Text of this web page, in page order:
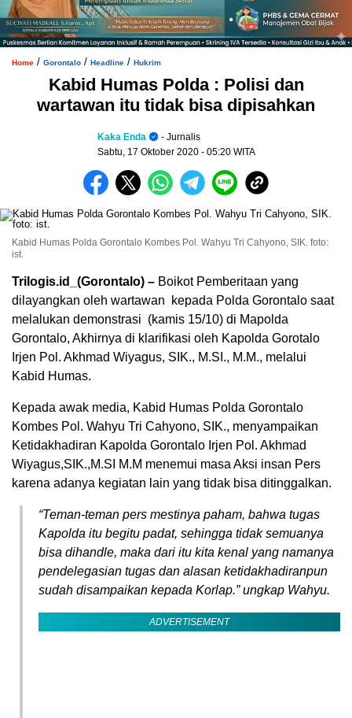
Home / Gorontalo / Headline / Hukrim
Kabid Humas Polda : Polisi dan
wartawan itu tidak bisa dipisahkan
Kaka Enda
- Jurnalis
Sabtu, 17 Oktober 2020 - 05:20 WITA
Kabid Humas Polda Gorontalo Kombes Pol. Wahyu Tri Cahyono, SIK. foto:
ist.
Trilogis.id_(Gorontalo) – Boikot Pemberitaan yang
dilayangkan oleh wartawan kepada Polda Gorontalo saat
melalukan demonstrasi (kamis 15/10) di Mapolda
Gorontalo, Akhirnya di klarifikasi oleh Kapolda Gorotalo
Irjen Pol. Akhmad Wiyagus, SIK., M.SI., M.M., melalui
Kabid Humas.
Kepada awak media, Kabid Humas Polda Gorontalo
Kombes Pol. Wahyu Tri Cahyono, SIK., menyampaikan
Ketidakhadiran Kapolda Gorontalo Irjen Pol. Akhmad
Wiyagus,SIK.,M.SI M.M menemui masa Aksi insan Pers
karena adanya kegiatan lain yang tidak bisa ditinggalkan.
“Teman-teman pers mestinya paham, bahwa tugas
Kapolda itu begitu padat, sehingga tidak semuanya
bisa dihandle, maka dari itu kita kenal yang namanya
pendelegasian tugas dan alasan ketidakhadiranpun
sudah disampaikan kepada Korlap.” ungkap Wahyu.
ADVERTISEMENT